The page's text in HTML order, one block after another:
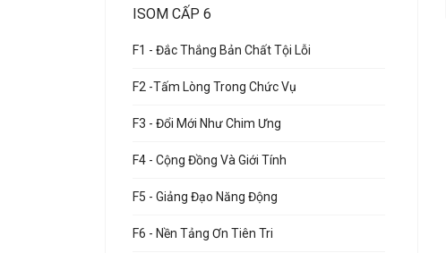
ISOM CẤP 6
F1 - Đắc Thắng Bản Chất Tội Lỗi
F2 -Tấm Lòng Trong Chức Vụ
F3 - Đổi Mới Như Chim Ưng
F4 - Cộng Đồng Và Giới Tính
F5 - Giảng Đạo Năng Động
F6 - Nền Tảng Ơn Tiên Tri